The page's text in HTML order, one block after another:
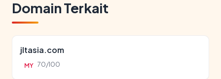
Domain Terkait
jltasia.com
MY 70/100